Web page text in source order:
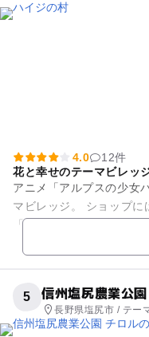
4.0
12件
花と幸せのテーマビレッ
アニメ「アルプスの少女
マビレッジ。 ショップに
「白パン」や、かわいい
がたくさん並んでいます
5 信州塩尻農業公
長野県塩尻市 / テー
園, 観光